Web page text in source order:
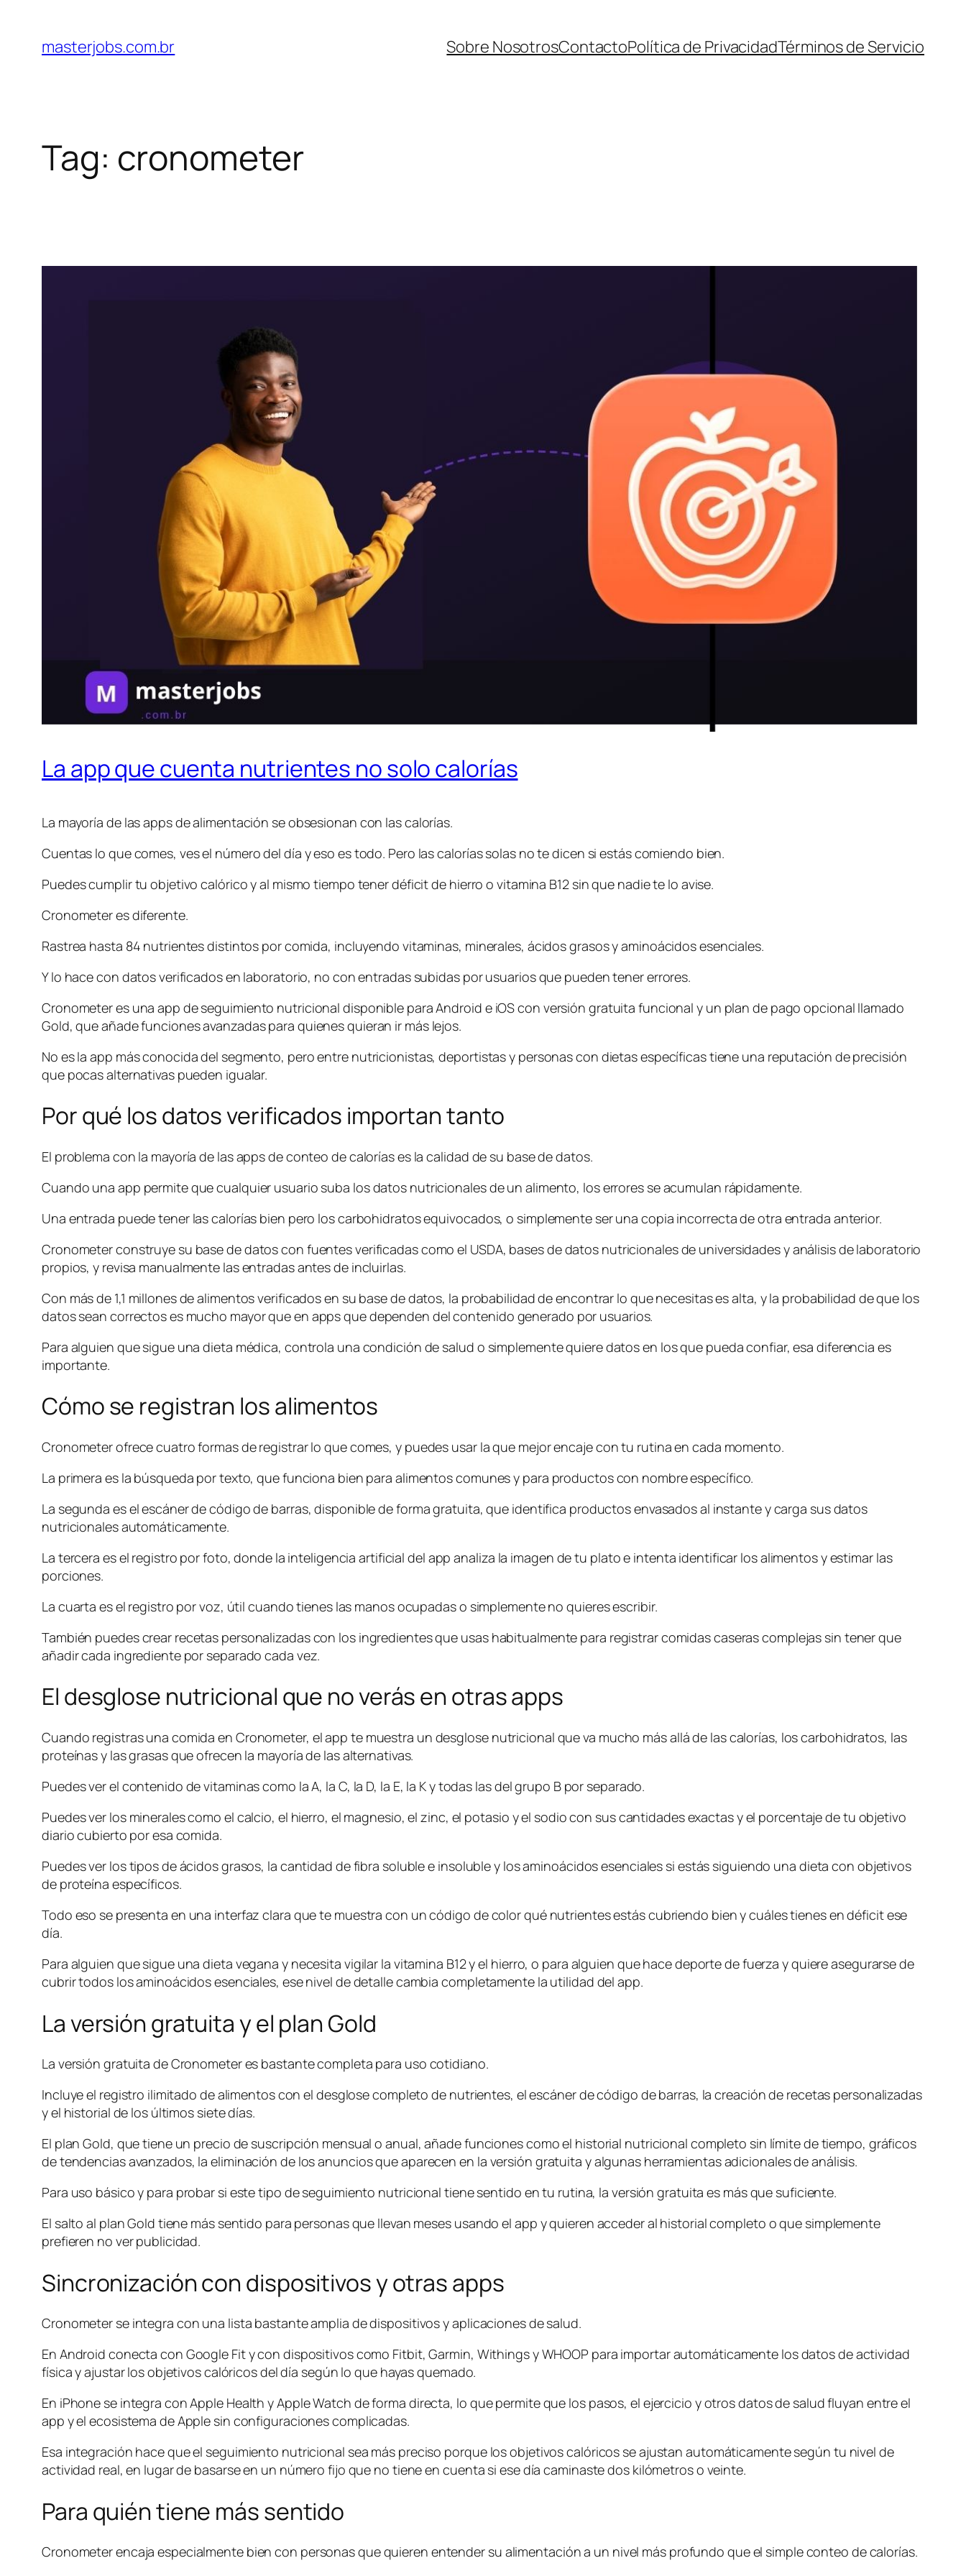
masterjobs.com.br Sobre NosotrosContactoPolítica de PrivacidadTérminos de Servicio
Tag: cronometer
La app que cuenta nutrientes no solo calorías
La mayoría de las apps de alimentación se obsesionan con las calorías.
Cuentas lo que comes, ves el número del día y eso es todo. Pero las calorías solas no te dicen si estás comiendo bien.
Puedes cumplir tu objetivo calórico y al mismo tiempo tener déficit de hierro o vitamina B12 sin que nadie te lo avise.
Cronometer es diferente.
Rastrea hasta 84 nutrientes distintos por comida, incluyendo vitaminas, minerales, ácidos grasos y aminoácidos esenciales.
Y lo hace con datos verificados en laboratorio, no con entradas subidas por usuarios que pueden tener errores.
Cronometer es una app de seguimiento nutricional disponible para Android e iOS con versión gratuita funcional y un plan de pago opcional llamado
Gold, que añade funciones avanzadas para quienes quieran ir más lejos.
No es la app más conocida del segmento, pero entre nutricionistas, deportistas y personas con dietas específicas tiene una reputación de precisión
que pocas alternativas pueden igualar.
Por qué los datos verificados importan tanto
El problema con la mayoría de las apps de conteo de calorías es la calidad de su base de datos.
Cuando una app permite que cualquier usuario suba los datos nutricionales de un alimento, los errores se acumulan rápidamente.
Una entrada puede tener las calorías bien pero los carbohidratos equivocados, o simplemente ser una copia incorrecta de otra entrada anterior.
Cronometer construye su base de datos con fuentes verificadas como el USDA, bases de datos nutricionales de universidades y análisis de laboratorio
propios, y revisa manualmente las entradas antes de incluirlas.
Con más de 1,1 millones de alimentos verificados en su base de datos, la probabilidad de encontrar lo que necesitas es alta, y la probabilidad de que los
datos sean correctos es mucho mayor que en apps que dependen del contenido generado por usuarios.
Para alguien que sigue una dieta médica, controla una condición de salud o simplemente quiere datos en los que pueda confiar, esa diferencia es
importante.
Cómo se registran los alimentos
Cronometer ofrece cuatro formas de registrar lo que comes, y puedes usar la que mejor encaje con tu rutina en cada momento.
La primera es la búsqueda por texto, que funciona bien para alimentos comunes y para productos con nombre específico.
La segunda es el escáner de código de barras, disponible de forma gratuita, que identifica productos envasados al instante y carga sus datos
nutricionales automáticamente.
La tercera es el registro por foto, donde la inteligencia artificial del app analiza la imagen de tu plato e intenta identificar los alimentos y estimar las
porciones.
La cuarta es el registro por voz, útil cuando tienes las manos ocupadas o simplemente no quieres escribir.
También puedes crear recetas personalizadas con los ingredientes que usas habitualmente para registrar comidas caseras complejas sin tener que
añadir cada ingrediente por separado cada vez.
El desglose nutricional que no verás en otras apps
Cuando registras una comida en Cronometer, el app te muestra un desglose nutricional que va mucho más allá de las calorías, los carbohidratos, las
proteínas y las grasas que ofrecen la mayoría de las alternativas.
Puedes ver el contenido de vitaminas como la A, la C, la D, la E, la K y todas las del grupo B por separado.
Puedes ver los minerales como el calcio, el hierro, el magnesio, el zinc, el potasio y el sodio con sus cantidades exactas y el porcentaje de tu objetivo
diario cubierto por esa comida.
Puedes ver los tipos de ácidos grasos, la cantidad de fibra soluble e insoluble y los aminoácidos esenciales si estás siguiendo una dieta con objetivos
de proteína específicos.
Todo eso se presenta en una interfaz clara que te muestra con un código de color qué nutrientes estás cubriendo bien y cuáles tienes en déficit ese
día.
Para alguien que sigue una dieta vegana y necesita vigilar la vitamina B12 y el hierro, o para alguien que hace deporte de fuerza y quiere asegurarse de
cubrir todos los aminoácidos esenciales, ese nivel de detalle cambia completamente la utilidad del app.
La versión gratuita y el plan Gold
La versión gratuita de Cronometer es bastante completa para uso cotidiano.
Incluye el registro ilimitado de alimentos con el desglose completo de nutrientes, el escáner de código de barras, la creación de recetas personalizadas
y el historial de los últimos siete días.
El plan Gold, que tiene un precio de suscripción mensual o anual, añade funciones como el historial nutricional completo sin límite de tiempo, gráficos
de tendencias avanzados, la eliminación de los anuncios que aparecen en la versión gratuita y algunas herramientas adicionales de análisis.
Para uso básico y para probar si este tipo de seguimiento nutricional tiene sentido en tu rutina, la versión gratuita es más que suficiente.
El salto al plan Gold tiene más sentido para personas que llevan meses usando el app y quieren acceder al historial completo o que simplemente
prefieren no ver publicidad.
Sincronización con dispositivos y otras apps
Cronometer se integra con una lista bastante amplia de dispositivos y aplicaciones de salud.
En Android conecta con Google Fit y con dispositivos como Fitbit, Garmin, Withings y WHOOP para importar automáticamente los datos de actividad
física y ajustar los objetivos calóricos del día según lo que hayas quemado.
En iPhone se integra con Apple Health y Apple Watch de forma directa, lo que permite que los pasos, el ejercicio y otros datos de salud fluyan entre el
app y el ecosistema de Apple sin configuraciones complicadas.
Esa integración hace que el seguimiento nutricional sea más preciso porque los objetivos calóricos se ajustan automáticamente según tu nivel de
actividad real, en lugar de basarse en un número fijo que no tiene en cuenta si ese día caminaste dos kilómetros o veinte.
Para quién tiene más sentido
Cronometer encaja especialmente bien con personas que quieren entender su alimentación a un nivel más profundo que el simple conteo de calorías.